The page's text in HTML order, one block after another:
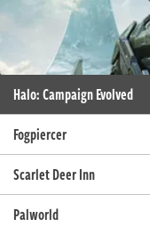
Halo: Campaign Evolved
Fogpiercer
Scarlet Deer Inn
Palworld